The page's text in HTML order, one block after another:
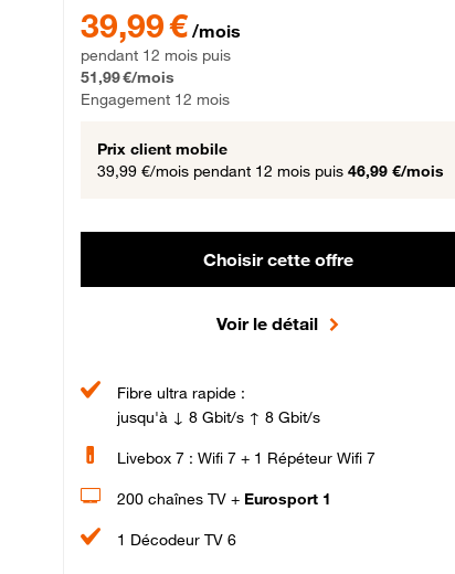
39,99 € /mois
pendant 12 mois puis
51,99 €/mois
Engagement 12 mois
Prix client mobile
39,99 €/mois pendant 12 mois puis 46,99 €/mois
Choisir cette offre
Voir le détail
Fibre ultra rapide :
jusqu'à ↓ 8 Gbit/s ↑ 8 Gbit/s
Livebox 7 : Wifi 7 + 1 Répéteur Wifi 7
200 chaînes TV + Eurosport 1
1 Décodeur TV 6